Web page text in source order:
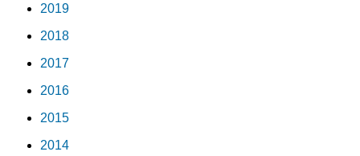
2019
2018
2017
2016
2015
2014